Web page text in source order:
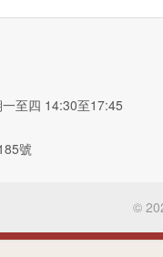
至四 14:30至17:45
號
©